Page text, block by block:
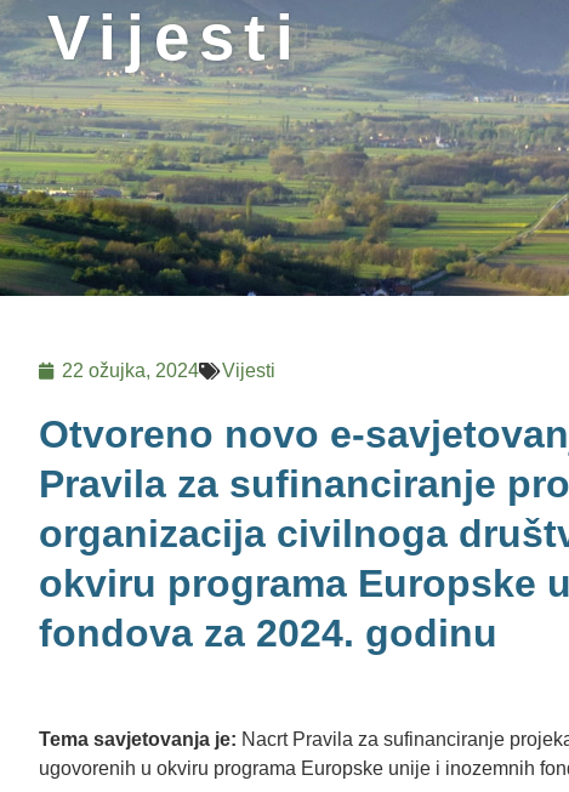
Vijesti
22 ožujka, 2024 Vijesti
Otvoreno novo e-
Pravila za sufinanciranje
organizacija civilnoga
okviru programa Europske
fondova za 2024. godinu
Tema savjetovanja je: Nacrt Pravila za sufinanciranje
ugovorenih u okviru programa Europske unije i inozemnih